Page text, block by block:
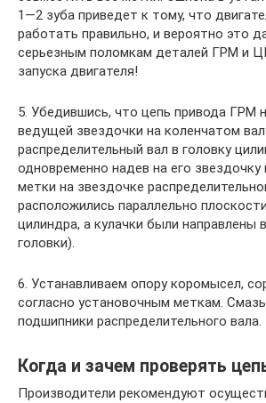
1—2 зуба приведет к тому, что
работать правильно, и вероятно это
серьезным поломкам деталей ГРМ и
запуска двигателя!
5. Убедившись, что цепь привода ГРМ
ведущей звездочки на коленчатом
распределительный вал в головку
одновременно надев на его
метки на звездочке
расположились параллельно
цилиндра, а кулачки были направлены
головки).
6. Устанавливаем опору коромысел,
согласно установочным меткам.
подшипники распределительного вала.
Когда и зачем проверять
Производители рекомендуют